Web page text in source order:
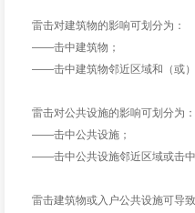
雷击对建筑物的影响可划分为：
——击中建筑物；
——击中建筑物邻近区域和（或）
雷击对公共设施的影响可划分为：
——击中公共设施；
——击中公共设施邻近区域或击
雷击建筑物或入户公共设施可导